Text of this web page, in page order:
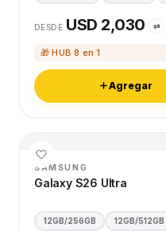
DESDE USD 2,030 ⇄
🎁 HUB 8 en 1
Agregar
SAMSUNG
Galaxy S26 Ultra
12GB/256GB 12GB/512GB